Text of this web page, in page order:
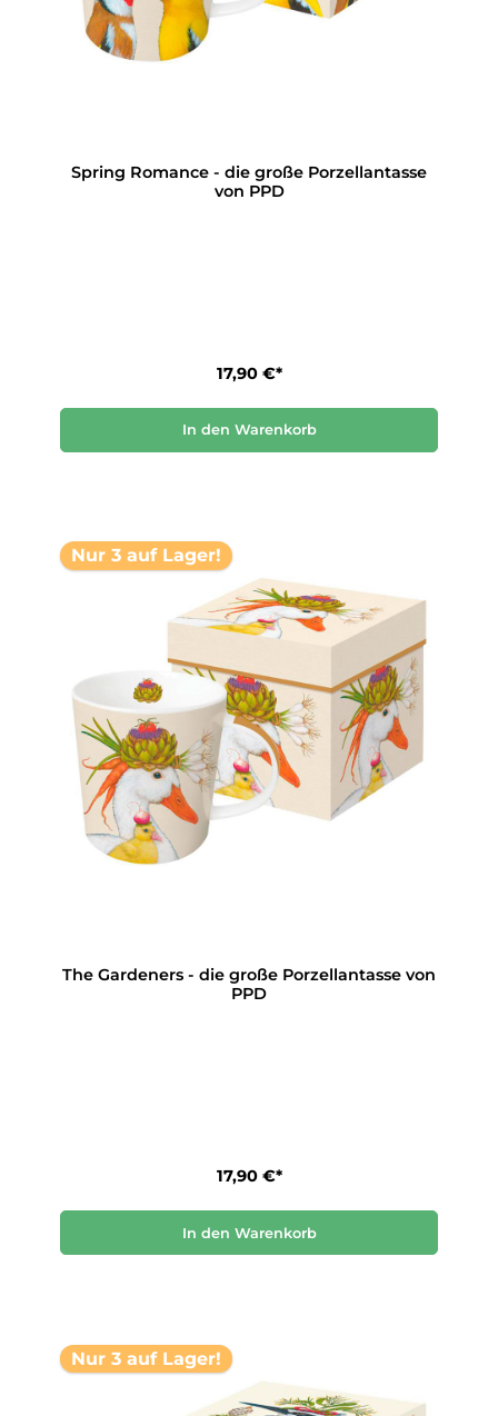
Spring Romance - die große Porzellantasse
von PPD
17,90 €*
In den Warenkorb
Nur 3 auf Lager!
The Gardeners - die große Porzellantasse von
PPD
17,90 €*
In den Warenkorb
Nur 3 auf Lager!